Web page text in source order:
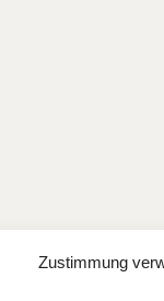
Zustimmung